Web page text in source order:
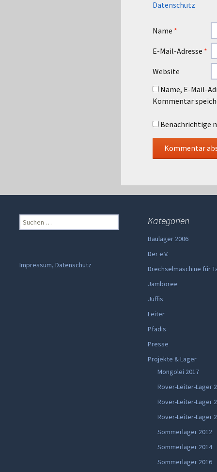
Datenschutz
Name *
E-Mail-Adresse *
Website
Name, E-Mail-
Kommentar
Benachrichtige
Suchen
nach:
Kategorien
Baulager 2006
Der e.V.
Drechselmaschine für
Jamboree
Juffis
Leiter
Pfadis
Presse
Projekte & Lager
Mongolei 2017
Rover-Leiter-Lager
Rover-Leiter-Lager
Rover-Leiter-Lager
Sommerlager 2012
Sommerlager 2014
Sommerlager 2016
Impressum, Datenschutz